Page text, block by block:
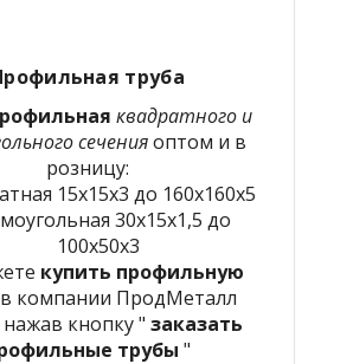
труба
квадратного и
сеченияоптом и в
розницу:
15х15х3 до 160х160х5
30х15х1,5 до
100х50х3
купить профильную
компании ПродМеталл
кнопку " заказать
трубы "